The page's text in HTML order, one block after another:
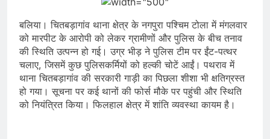
बलिया। चितबड़ागांव थाना क्षेत्र के नगपुरा पश्चिम टोला में मंगलवार
को मारपीट के आरोपी को लेकर ग्रामीणों और पुलिस के बीच तनाव
की स्थिति उत्पन्न हो गई। उग्र भीड़ ने पुलिस टीम पर ईंट-पत्थर
चलाए, जिसमें कुछ पुलिसकर्मियों को हल्की चोटें आईं। पथराव में
थाना चितबड़ागांव की सरकारी गाड़ी का पिछला शीशा भी क्षतिग्रस्त
हो गया। सूचना पर कई थानों की फोर्स मौके पर पहुंची और स्थिति
को नियंत्रित किया। फिलहाल क्षेत्र में शांति व्यवस्था कायम है।